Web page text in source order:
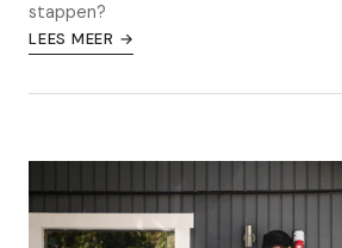
stappen?
LEES MEER →